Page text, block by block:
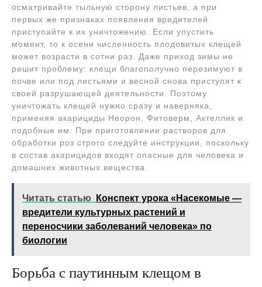
осматривайте тыльную сторону листьев, а при
первых же признаках появления вредителей
приступайте к их уничтожению. Если упустить
момент, то к осени численность плодовитых клещей
может возрасти в сотни раз. Даже приход зимы не
решит проблему: клещи благополучно перезимуют в
почве или под листьями и весной снова приступят к
своей разрушающей деятельности. Поэтому
уничтожать клещей нужно сразу и наверняка,
применяя акарициды Неорон, Фитоверм, Актеллик и
подобные им. При приготовлении растворов для
обработки роз строго следуйте инструкции, поскольку
в состав акарицидов входят опасные для человека и
домашних животных вещества.
Читать статью
Конспект урока «Насекомые —
вредители культурных растений и
переносчики заболеваний человека» по
биологии
Борьба с паутинным клещом в